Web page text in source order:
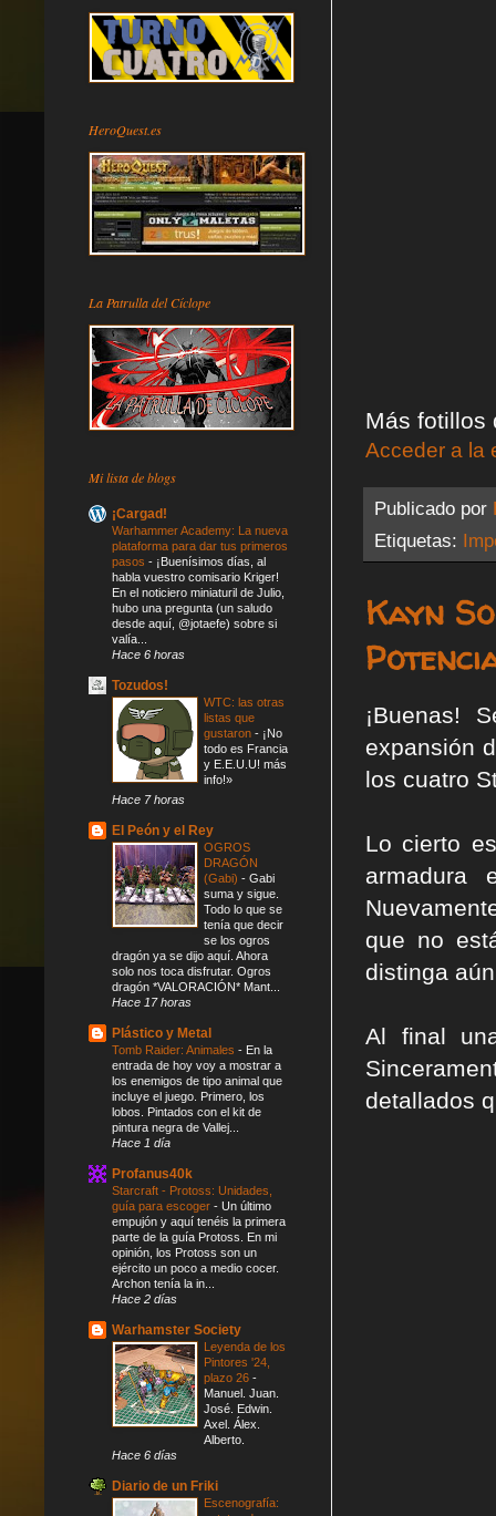
Más fotillos
Acceder a la
Publicado por
Etiquetas:
Kayn
¡Buenas!
expansión
los cuatro
Lo cierto
armadura
que no
distinga
Al final
detallados
HeroQuest.es
La Patrulla del Cíclope
Mi lista de blogs
¡Cargad!
Warhammer Academy: La nueva
plataforma para dar tus primeros
pasos - ¡Buenísimos días, al
habla vuestro comisario Kriger!
En el noticiero miniaturil de Julio,
hubo una pregunta (un saludo
desde aquí, @jotaefe) sobre si
valía...
Hace 6 horas
Tozudos!
WTC: las otras
listas que
gustaron - ¡No
todo es Francia
y E.E.U.U! más
info!»
Hace 7 horas
El Peón y el Rey
OGROS
DRAGÓN
(Gabi) - Gabi
suma y sigue.
Todo lo que se
tenía que decir
se los ogros
dragón ya se dijo aquí. Ahora
solo nos toca disfrutar. Ogros
dragón *VALORACIÓN* Mant...
Hace 17 horas
Plástico y Metal
Tomb Raider: Animales - En la
entrada de hoy voy a mostrar a
los enemigos de tipo animal que
incluye el juego. Primero, los
lobos. Pintados con el kit de
pintura negra de Vallej...
Hace 1 día
Profanus40k
Starcraft - Protoss: Unidades,
guía para escoger - Un último
empujón y aquí tenéis la primera
parte de la guía Protoss. En mi
opinión, los Protoss son un
ejército un poco a medio cocer.
Archon tenía la in...
Hace 2 días
Warhamster Society
Leyenda de los
Pintores '24,
plazo 26 -
Manuel. Juan.
José. Edwin.
Axel. Álex.
Alberto.
Hace 6 días
Diario de un Friki
Escenografía: